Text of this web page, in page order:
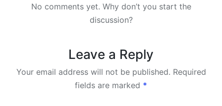
No comments yet. Why don’t you start the
discussion?
Leave a Reply
Your email address will not be published. Required
fields are marked *